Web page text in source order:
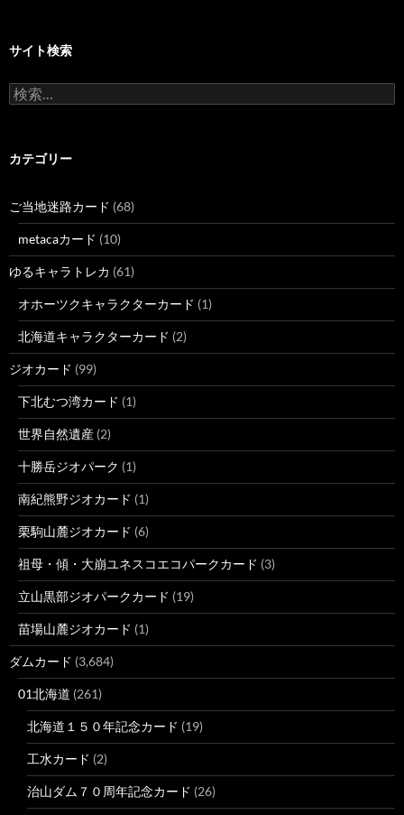
サイト検索
検
索:
カテゴリー
ご当地迷路カード (68)
metacaカード (10)
ゆるキャラトレカ (61)
オホーツクキャラクターカード (1)
北海道キャラクターカード (2)
ジオカード (99)
下北むつ湾カード (1)
世界自然遺産 (2)
十勝岳ジオパーク (1)
南紀熊野ジオカード (1)
栗駒山麓ジオカード (6)
祖母・傾・大崩ユネスコエコパークカード (3)
立山黒部ジオパークカード (19)
苗場山麓ジオカード (1)
ダムカード (3,684)
01北海道 (261)
北海道１５０年記念カード (19)
工水カード (2)
治山ダム７０周年記念カード (26)